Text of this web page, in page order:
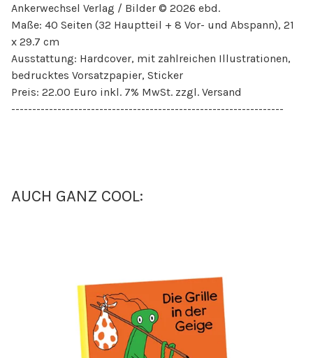
Ankerwechsel Verlag / Bilder © 2026 ebd.
Maße: 40 Seiten (32 Hauptteil + 8 Vor- und Abspann), 21
x 29.7 cm
Ausstattung: Hardcover, mit zahlreichen Illustrationen,
bedrucktes Vorsatzpapier, Sticker
Preis: 22.00 Euro inkl. 7% MwSt. zzgl. Versand
-----------------------------------------------------------------
AUCH GANZ COOL: